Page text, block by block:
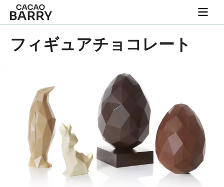
Skip to main content
main
フィギュアチョコレート